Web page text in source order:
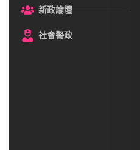
新政論壇
社會警政